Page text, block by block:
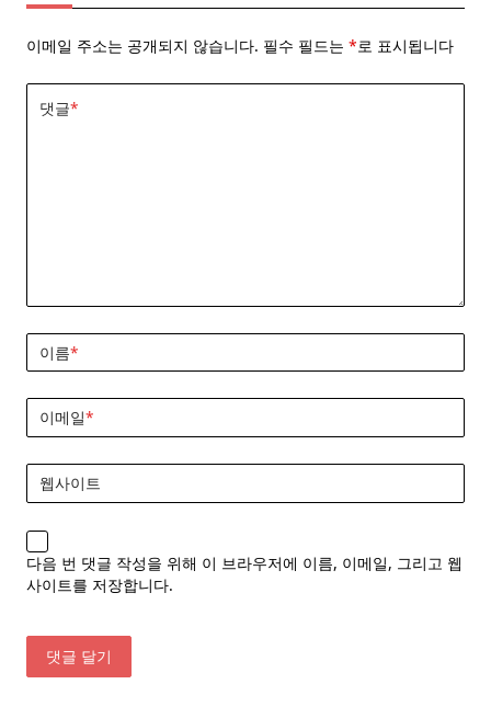
이메일 주소는 공개되지 않습니다. 필수 필드는 *로 표시됩니다
댓글*
이름*
이메일*
웹사이트
다음 번 댓글 작성을 위해 이 브라우저에 이름, 이메일, 그리고 웹
사이트를 저장합니다.